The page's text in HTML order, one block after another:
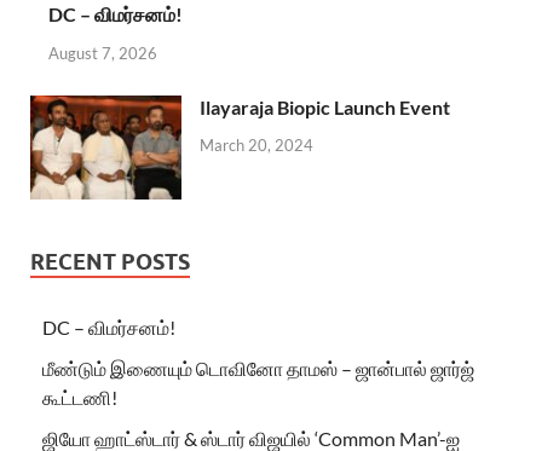
DC – விமர்சனம்!
August 7, 2026
Ilayaraja Biopic Launch Event
March 20, 2024
RECENT POSTS
DC – விமர்சனம்!
மீண்டும் இணையும் டொவினோ தாமஸ் – ஜான்பால் ஜார்ஜ்
கூட்டணி!
ஜியோ ஹாட்ஸ்டார் & ஸ்டார் விஜயில் ‘Common Man’-ஐ